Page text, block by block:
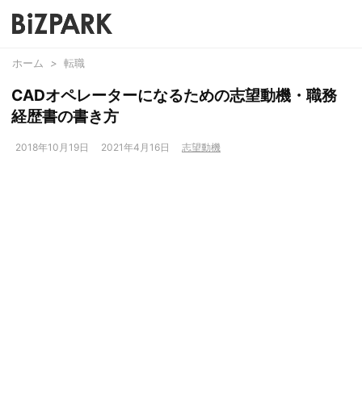
ホーム > 転職
CADオペレーターになるための志望動機・職務
経歴書の書き方
2018年10月19日 2021年4月16日 志望動機